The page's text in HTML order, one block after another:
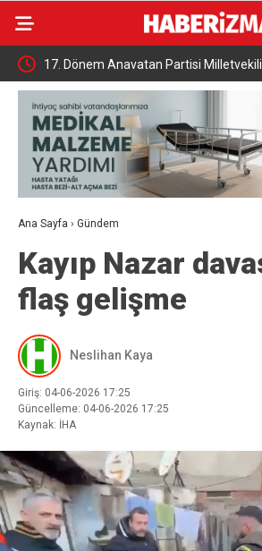
17. Dönem Anavatan Partisi
toprağa verildi
Ana Sayfa › Gündem
Kayıp Nazar
flaş gelişme
Neslihan Kaya
Giriş: 04-06-2026 17:25
Güncelleme: 04-06-2026 17:25
Kaynak: İHA